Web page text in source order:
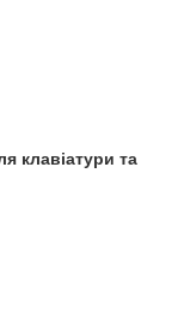
клавіатури та